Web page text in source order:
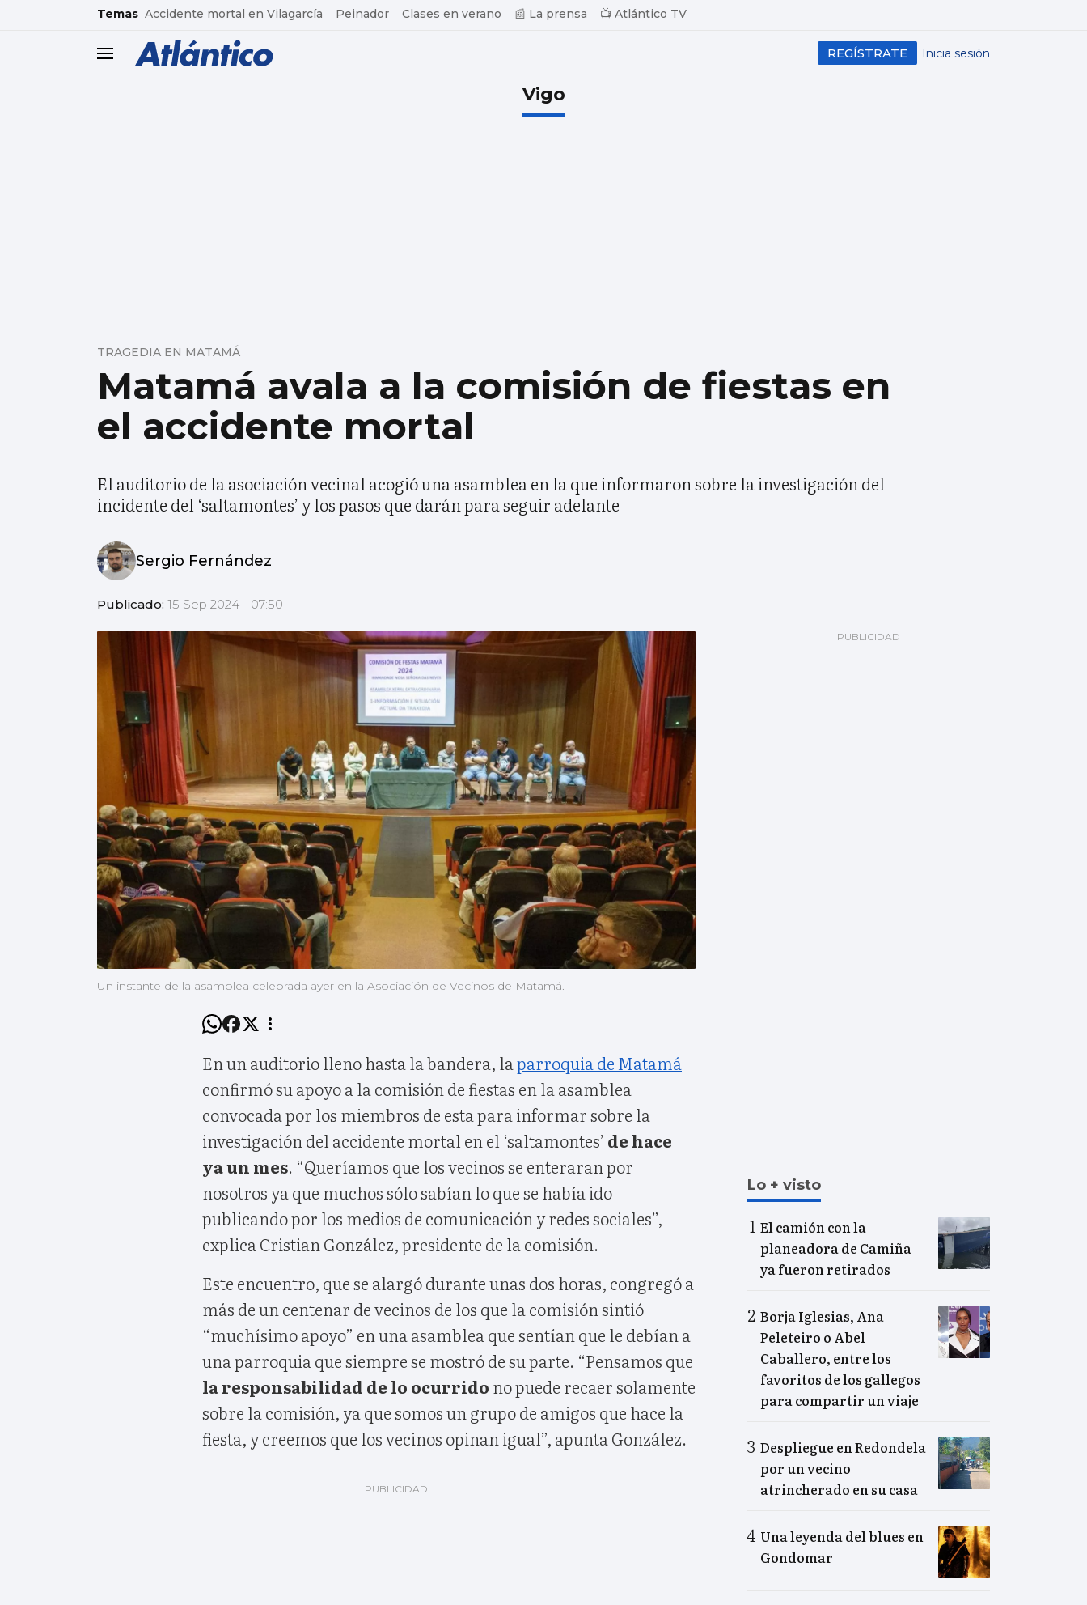
common.go-to-content
Temas Accidente mortal en Vilagarcía Peinador Clases en verano 📰 La prensa 📺 Atlántico TV
header.menu.open Inicia sesión
REGÍSTRATE
Vigo
Matamá avala a la comisión de fiestas en
el accidente mortal
TRAGEDIA EN MATAMÁ
El auditorio de la asociación vecinal acogió una asamblea en la que informaron sobre la investigación del
incidente del ‘saltamontes’ y los pasos que darán para seguir adelante
Sergio Fernández
Publicado: 15 Sep 2024 - 07:50
Un instante de la asamblea celebrada ayer en la Asociación de Vecinos de Matamá.
En un auditorio lleno hasta la bandera, la parroquia de Matamá
confirmó su apoyo a la comisión de fiestas en la asamblea
convocada por los miembros de esta para informar sobre la
investigación del accidente mortal en el ‘saltamontes’ de hace
ya un mes. “Queríamos que los vecinos se enteraran por
nosotros ya que muchos sólo sabían lo que se había ido
publicando por los medios de comunicación y redes sociales”,
explica Cristian González, presidente de la comisión.
Este encuentro, que se alargó durante unas dos horas, congregó a
más de un centenar de vecinos de los que la comisión sintió
“muchísimo apoyo” en una asamblea que sentían que le debían a
una parroquia que siempre se mostró de su parte. “Pensamos que
la responsabilidad de lo ocurrido no puede recaer solamente
sobre la comisión, ya que somos un grupo de amigos que hace la
fiesta, y creemos que los vecinos opinan igual”, apunta González.
Lo + visto
El camión con la
planeadora de Camiña
ya fueron retirados
Borja Iglesias, Ana
Peleteiro o Abel
Caballero, entre los
favoritos de los gallegos
para compartir un viaje
Despliegue en Redondela
por un vecino
atrincherado en su casa
Una leyenda del blues en
Gondomar